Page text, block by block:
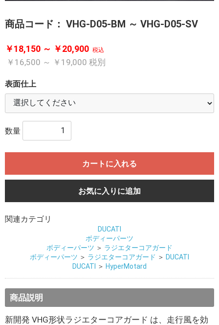
商品コード： VHG-D05-BM ～ VHG-D05-SV
￥18,150 ～ ￥20,900 税込
￥16,500 ～ ￥19,000 税別
表面仕上
数量
カートに入れる
お気に入りに追加
関連カテゴリ
DUCATI
ボディーパーツ
ボディーパーツ ＞ ラジエターコアガード
ボディーパーツ ＞ ラジエターコアガード ＞ DUCATI
DUCATI
＞ HyperMotard
商品説明
新開発 VHG形状ラジエターコアガード は、走行風を効